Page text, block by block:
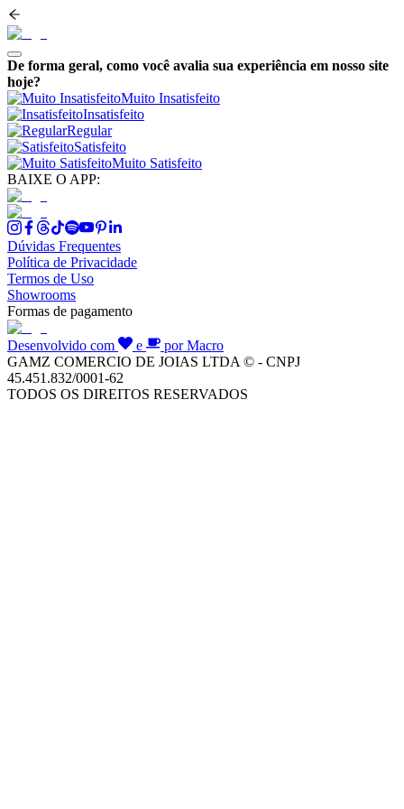
De forma geral, como você avalia sua experiência em nosso site
hoje?
Muito Insatisfeito
Insatisfeito
Regular
Satisfeito
Muito Satisfeito
BAIXE O APP:
Dúvidas Frequentes
Política de Privacidade
Termos de Uso
Showrooms
Formas de pagamento
Desenvolvido com e
por Macro
GAMZ COMERCIO DE JOIAS LTDA © - CNPJ
45.451.832/0001-62
TODOS OS DIREITOS RESERVADOS